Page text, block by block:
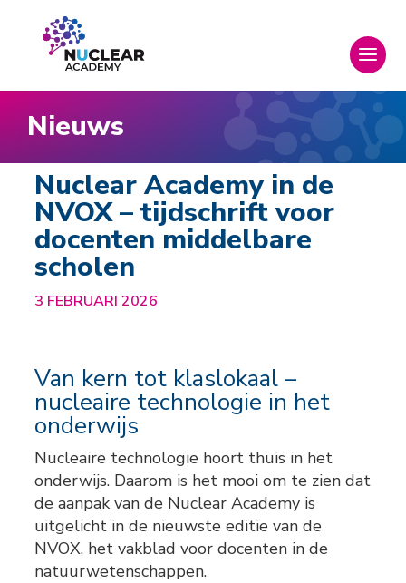
Nieuws
Nuclear Academy in de
NVOX – tijdschrift voor
docenten middelbare
scholen
3 FEBRUARI 2026
Van kern tot klaslokaal –
nucleaire technologie in het
onderwijs
Nucleaire technologie hoort thuis in het
onderwijs. Daarom is het mooi om te zien dat
de aanpak van de Nuclear Academy is
uitgelicht in de nieuwste editie van de
NVOX, het vakblad voor docenten in de
natuurwetenschappen.